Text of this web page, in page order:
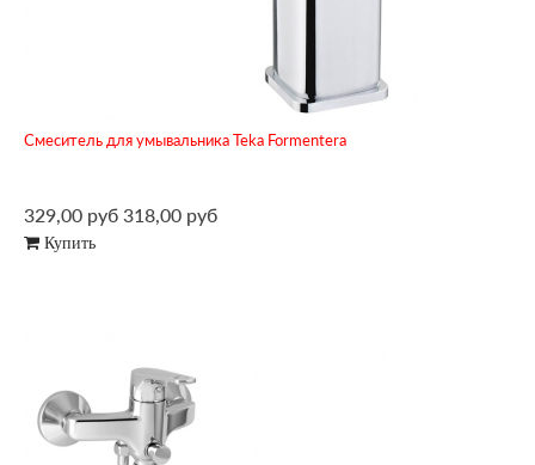
Смеситель для умывальника Teka Formentera
329,00 руб 318,00 руб
Купить